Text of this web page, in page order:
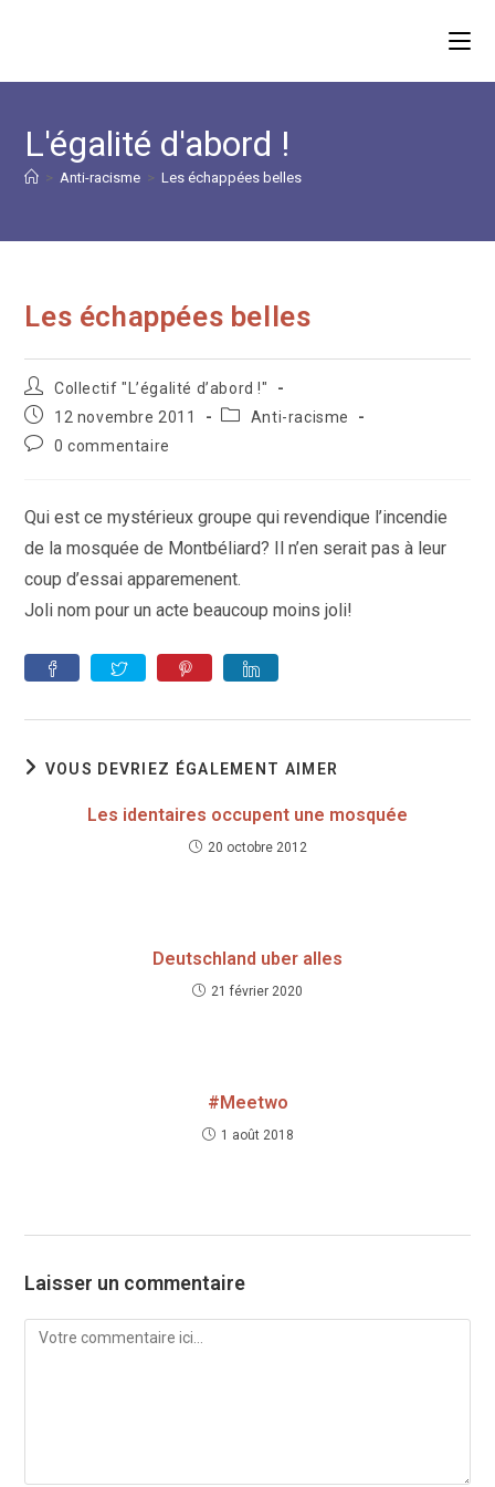
L'égalité d'abord !
> Anti-racisme > Les échappées belles
Les échappées belles
Auteur/autrice
de
la
publication :
Collectif "L’égalité d’abord !"
Publication
publiée :
12 novembre 2011
PostAnti-racisme
Commentaires
0 commentaire
Qui est ce mystérieux groupe qui revendique l’incendie
de la mosquée de Montbéliard? Il n’en serait pas à leur
coup d’essai apparemenent.
Joli nom pour un acte beaucoup moins joli!
VOUS DEVRIEZ ÉGALEMENT AIMER
Les identaires occupent une mosquée
20 octobre 2012
Deutschland uber alles
21 février 2020
#Meetwo
1 août 2018
Laisser un commentaire
Comment